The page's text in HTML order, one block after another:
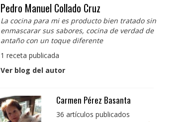
Pedro Manuel Collado Cruz
La cocina para mi es producto bien tratado sin
enmascarar sus sabores, cocina de verdad de
antaño con un toque diferente
1 receta publicada
Ver blog del autor
Pedro Manuel Collado
Cruz